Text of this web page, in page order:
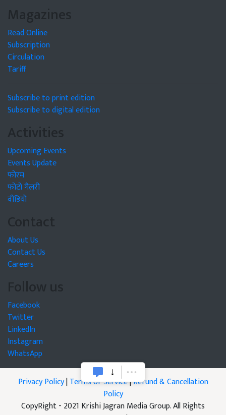
Magazines
Read Online
Subscription
Circulation
Tariff
Subscribe to print edition
Subscribe to digital edition
Activities
Upcoming Events
Events Update
फोरम
फोटो गैलरी
वीडियो
Contact
About Us
Contact Us
Careers
Follow us
Facebook
Twitter
LinkedIn
Instagram
WhatsApp
Privacy Policy|Terms of Service|Refund & Cancellation
Policy
CopyRight - 2021 Krishi Jagran Media Group. All Rights